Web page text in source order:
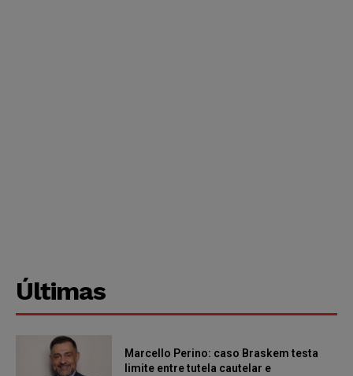
Últimas
Marcello Perino: caso Braskem testa
limite entre tutela cautelar e